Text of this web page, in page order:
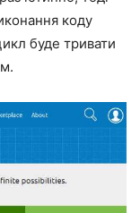
коду
буде тривати